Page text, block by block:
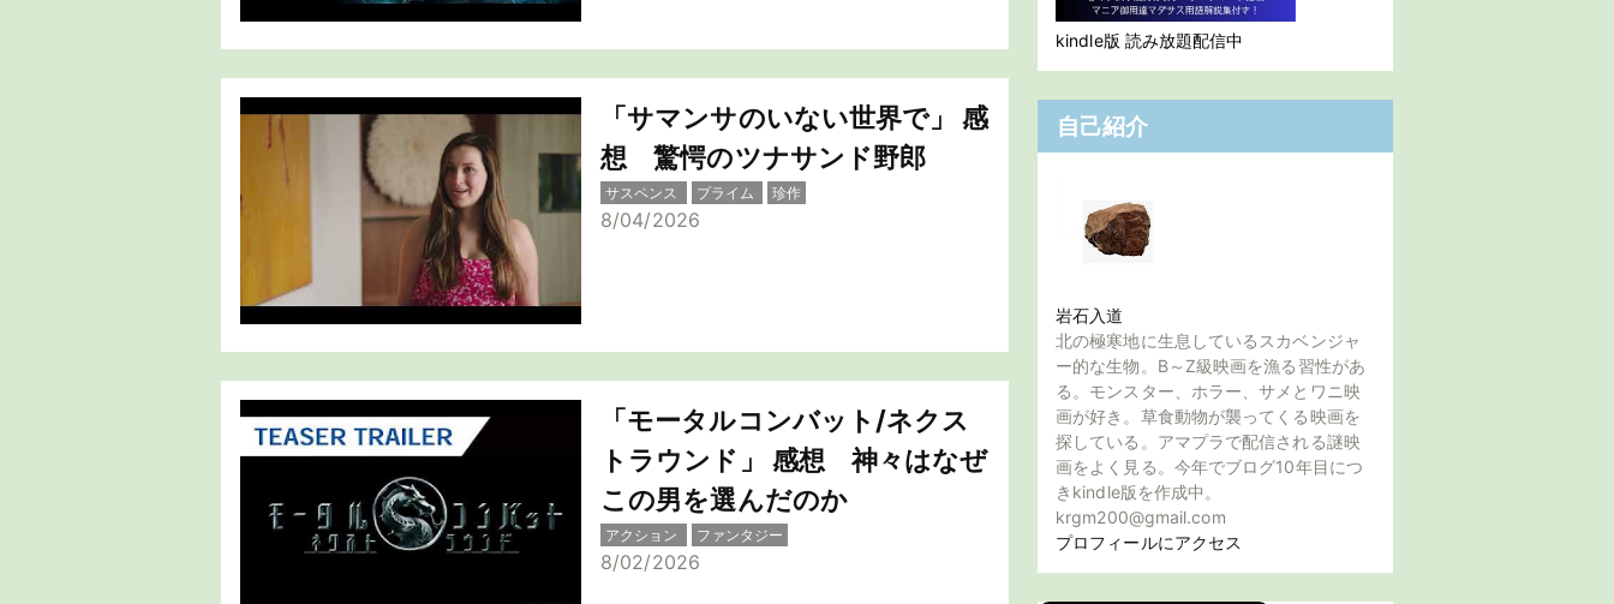
「サマンサのいない世界で」 感
想 驚愕のツナサンド野郎
サスペンス プライム 珍作
8/04/2026
「モータルコンバット/ネクス
トラウンド」 感想 神々はなぜ
この男を選んだのか
アクション ファンタジー
8/02/2026
kindle版 読み放題配信中
自己紹介
岩石入道
北の極寒地に生息しているスカベンジャ
ー的な生物。B～Z級映画を漁る習性があ
る。モンスター、ホラー、サメとワニ映
画が好き。草食動物が襲ってくる映画を
探している。アマプラで配信される謎映
画をよく見る。今年でブログ10年目につ
きkindle版を作成中。
krgm200@gmail.com
プロフィールにアクセス